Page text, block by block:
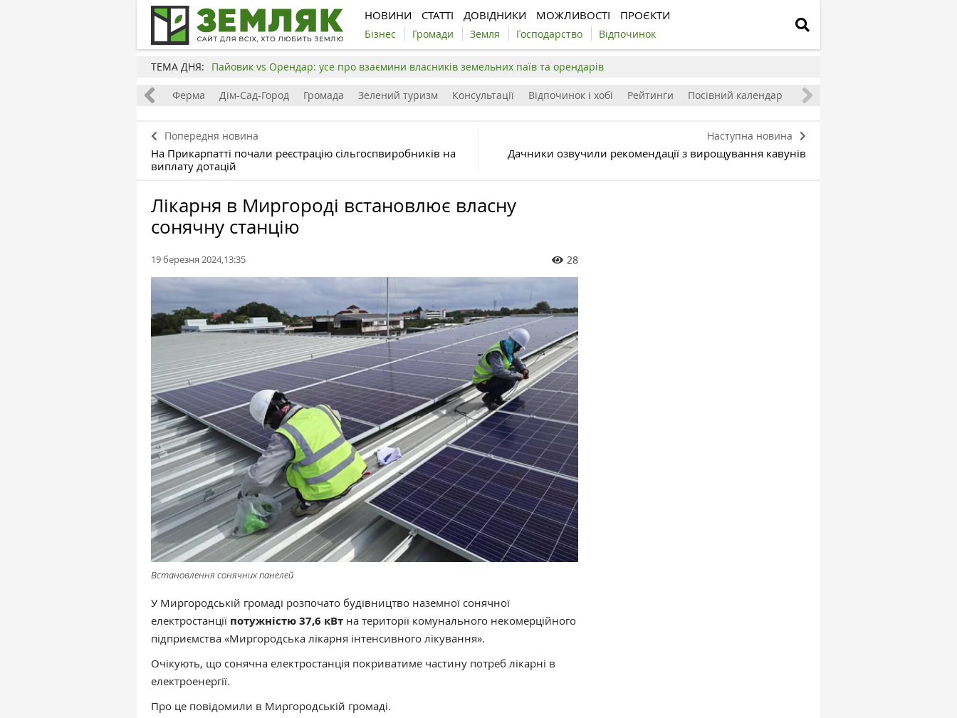
НОВИНИ СТАТТІ ДОВІДНИКИ МОЖЛИВОСТІ ПРОЄКТИ
Бізнес Громади Земля Господарство Відпочинок
ТЕМА ДНЯ: Пайовик vs Орендар: усе про взаємини власників земельних паїв та орендарів
Бізнес Ферма Дім-Сад-Город Громада Зелений туризм Консультації Відпочинок і хобі Рейтинги Посівний календар
Попередня новина
На Прикарпатті почали реєстрацію сільгоспвиробників на
виплату дотацій
Наступна новина
Дачники озвучили рекомендації з вирощування кавунів
Лікарня в Миргороді встановлює власну
сонячну станцію
19 березня 2024,13:35 28
Встановлення сонячних панелей
У Миргородській громаді розпочато будівництво наземної сонячної
електростанції потужністю 37,6 кВт на території комунального некомерційного
підприємства «Миргородська лікарня інтенсивного лікування».
Очікують, що сонячна електростанція покриватиме частину потреб лікарні в
електроенергії.
Про це повідомили в Миргородській громаді.